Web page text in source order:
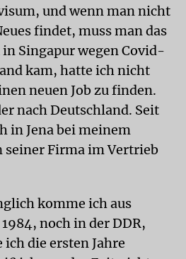
und wenn man nicht
findet, muss man das
in Singapur wegen Covid-
kam, hatte ich nicht
neuen Job zu finden.
nach Deutschland. Seit
in Jena bei meinem
seiner Firma im Vertrieb
komme ich aus
noch in der DDR,
die ersten Jahre